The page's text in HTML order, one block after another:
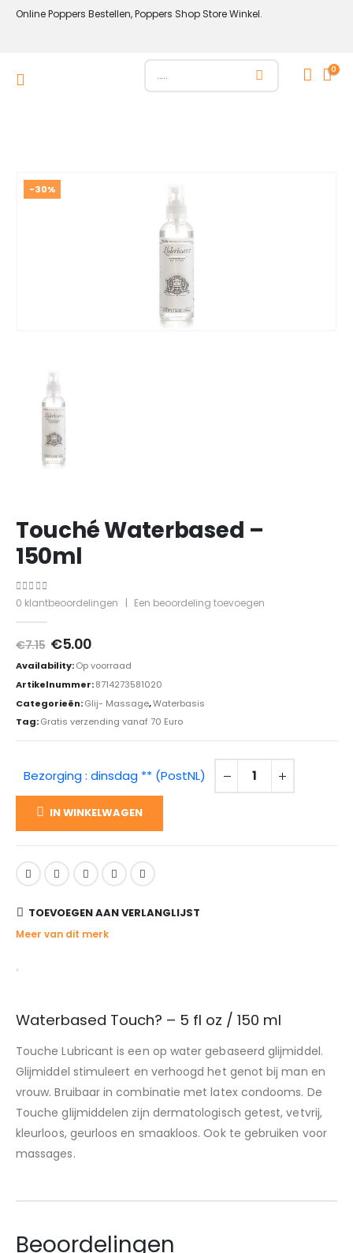
Online Poppers Bestellen, Poppers Shop Store Winkel.
0
-30%
Touché Waterbased –
150ml
0 out of 5
0 klantbeoordelingen Een beoordeling toevoegen
€7.15 Oorspronkelijke
prijs
was:
€7.15.
€5.00
is:
€5.00.
Availability:Op voorraad
Artikelnummer:8714273581020
Categorieën:Glij- Massage,Waterbasis
Tag:Gratis verzending vanaf 70 Euro
Bezorging : dinsdag ** (PostNL)
IN WINKELWAGEN
TOEVOEGEN AAN VERLANGLIJST
Meer van dit merk
Waterbased Touch? – 5 fl oz / 150 ml
Touche Lubricant is een op water gebaseerd glijmiddel.
Glijmiddel stimuleert en verhoogd het genot bij man en
vrouw. Bruibaar in combinatie met latex condooms. De
Touche glijmiddelen zijn dermatologisch getest, vetvrij,
kleurloos, geurloos en smaakloos. Ook te gebruiken voor
massages.
Beoordelingen